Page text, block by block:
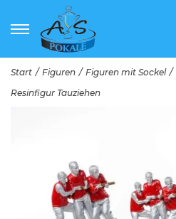
Start / Figuren / Figuren mit Sockel /
Resinfigur Tauziehen